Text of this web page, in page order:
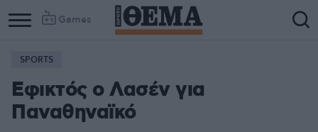
Games
SPORTS
Εφικτός ο Λασέν για
Παναθηναϊκό